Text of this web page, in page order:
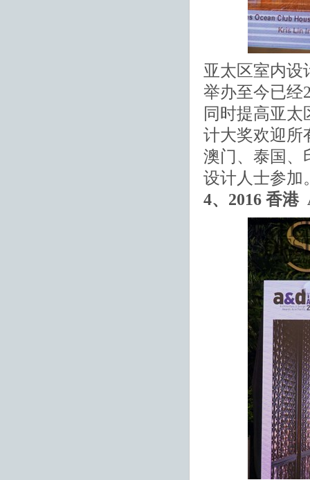
亚太区室内设
举办至今已经
同时提高亚
计大奖欢迎所
澳门、泰国、
设计人士参加
4、2016 香港